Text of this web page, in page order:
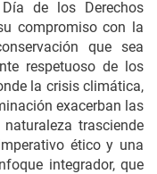
de los Derechos
compromiso con la
que sea
respetuoso de los
la crisis climática,
exacerban las
trasciende
ético y una
integrador, que